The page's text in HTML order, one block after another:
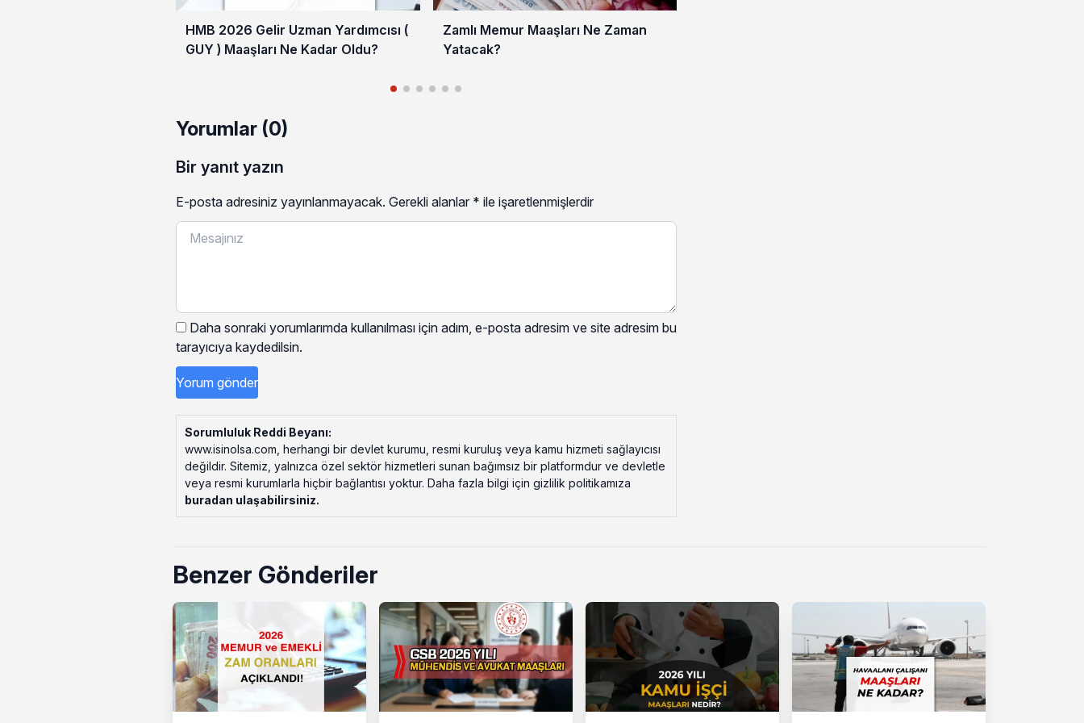
HMB 2026 Gelir Uzman Yardımcısı (
GUY ) Maaşları Ne Kadar Oldu?
Zamlı Memur Maaşları Ne Zaman
Yatacak?
Yorumlar (0)
Bir yanıt yazın
E-posta adresiniz yayınlanmayacak. Gerekli alanlar * ile işaretlenmişlerdir
Daha sonraki yorumlarımda kullanılması için adım, e-posta adresim ve site adresim bu
tarayıcıya kaydedilsin.
Sorumluluk Reddi Beyanı:
www.isinolsa.com, herhangi bir devlet kurumu, resmi kuruluş veya kamu hizmeti sağlayıcısı
değildir. Sitemiz, yalnızca özel sektör hizmetleri sunan bağımsız bir platformdur ve devletle
veya resmi kurumlarla hiçbir bağlantısı yoktur. Daha fazla bilgi için gizlilik politikamıza
buradan ulaşabilirsiniz.
Benzer Gönderiler